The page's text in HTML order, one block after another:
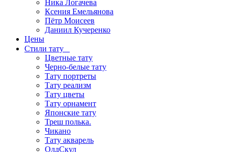
Ника Логачева
Ксения Емельянова
Пётр Моисеев
Даниил Кучеренко
Цены
Стили тату
Цветные тату
Черно-белые тату
Тату портреты
Тату реализм
Тату цветы
Тату орнамент
Японские тату
Треш полька.
Чикано
Тату акварель
ОлдСкул